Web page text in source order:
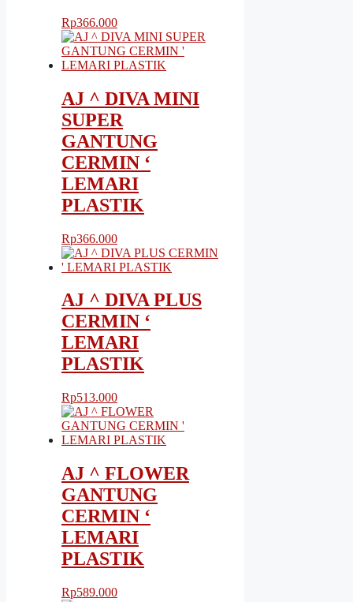
Rp366.000
AJ ^ DIVA MINI
SUPER
GANTUNG
CERMIN ‘
LEMARI
PLASTIK
Rp366.000
AJ ^ DIVA PLUS
CERMIN ‘
LEMARI
PLASTIK
Rp513.000
AJ ^ FLOWER
GANTUNG
CERMIN ‘
LEMARI
PLASTIK
Rp589.000